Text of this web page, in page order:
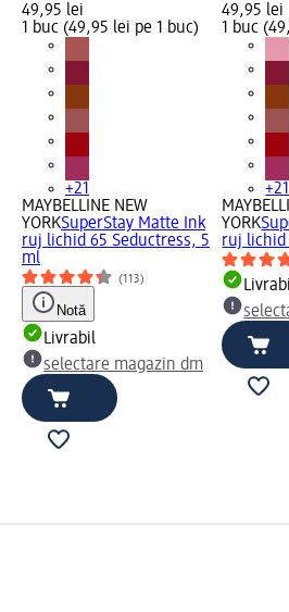
49,95 lei
1 buc (49,95 lei pe 1 buc)
+21
MAYBELLINE NEW
YORKSuperStay Matte Ink
ruj lichid 65 Seductress, 5
ml
(113)
Notă
Livrabil
selectare magazin dm
49,95 lei
1 buc
+21
YORK
ruj lichid